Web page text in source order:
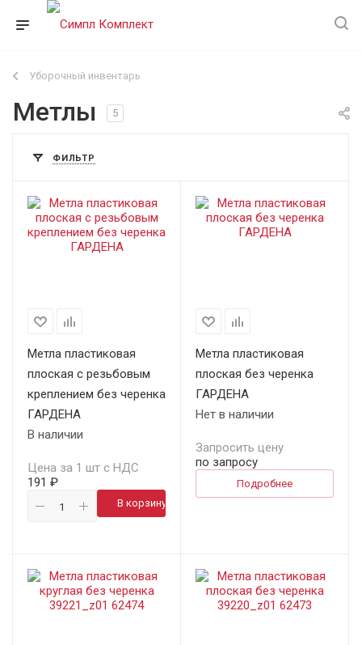
Уборочный инвентарь
Метлы 5
ФИЛЬТР
Метла пластиковая
плоская с резьбовым
креплением без черенка
ГАРДЕНА
В наличии
Цена за 1 шт с НДС
191 ₽
В корзину
Метла пластиковая
плоская без черенка
ГАРДЕНА
Нет в наличии
Запросить цену
по запросу
Подробнее